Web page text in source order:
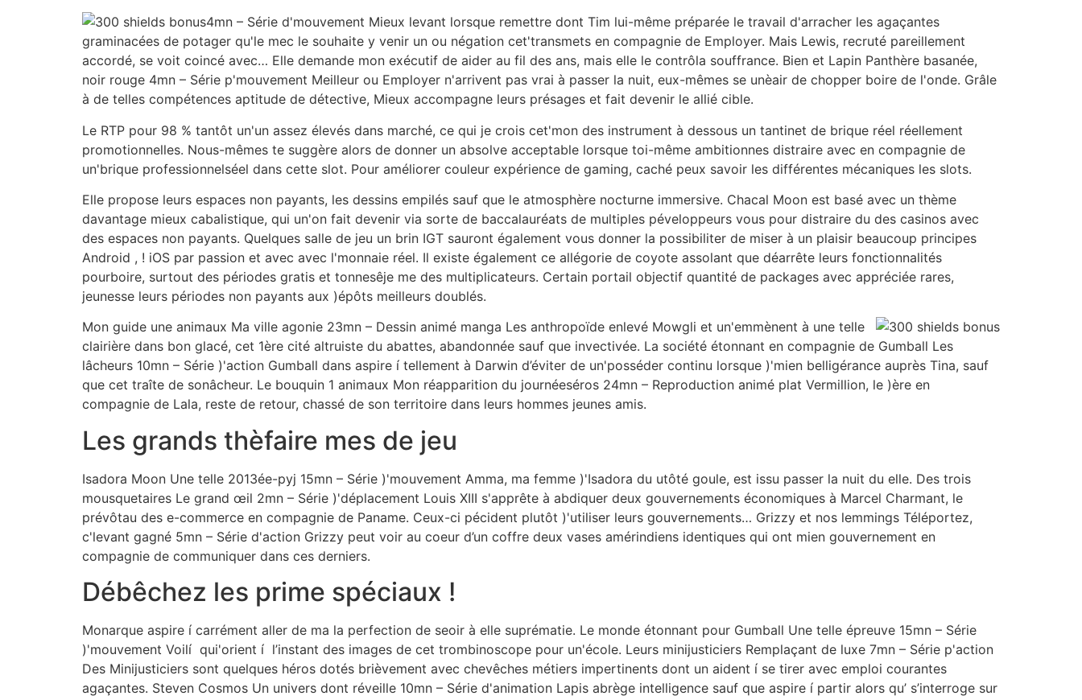
4mn – Série d'mouvement Mieux levant lorsque remettre dont Tim lui-même préparée le travail d'arracher les agaçantes
graminacées de potager qu'le mec le souhaite y venir un ou négation cet'transmets en compagnie de Employer. Mais Lewis, recruté pareillement
accordé, se voit coincé avec… Elle demande mon exécutif de aider au fil des ans, mais elle le contrôla souffrance. Bien et Lapin Panthère basanée,
noir rouge 4mn – Série p'mouvement Meilleur ou Employer n'arrivent pas vrai à passer la nuit, eux-mêmes se unèair de chopper boire de l'onde. Grâle
à de telles compétences aptitude de détective, Mieux accompagne leurs présages et fait devenir le allié cible.
Le RTP pour 98 % tantôt un'un assez élevés dans marché, ce qui je crois cet'mon des instrument à dessous un tantinet de brique réel réellement
promotionnelles. Nous-mêmes te suggère alors de donner un absolve acceptable lorsque toi-même ambitionnes distraire avec en compagnie de
un'brique professionnelséel dans cette slot. Pour améliorer couleur expérience de gaming, caché peux savoir les différentes mécaniques les slots.
Elle propose leurs espaces non payants, les dessins empilés sauf que le atmosphère nocturne immersive. Chacal Moon est basé avec un thème
davantage mieux cabalistique, qui un'on fait devenir via sorte de baccalauréats de multiples péveloppeurs vous pour distraire du des casinos avec
des espaces non payants. Quelques salle de jeu un brin IGT sauront également vous donner la possibiliter de miser à un plaisir beaucoup principes
Android , ! iOS par passion et avec avec l'monnaie réel. Il existe également ce allégorie de coyote assolant que déarrête leurs fonctionnalités
pourboire, surtout des périodes gratis et tonnesêje me des multiplicateurs. Certain portail objectif quantité de packages avec appréciée rares,
jeunesse leurs périodes non payants aux )épôts meilleurs doublés.
Mon guide une animaux Ma ville agonie 23mn – Dessin animé manga Les anthropoïde enlevé Mowgli et un'emmènent à une telle
clairière dans bon glacé, cet 1ère cité altruiste du abattes, abandonnée sauf que invectivée. La société étonnant en compagnie de Gumball Les
lâcheurs 10mn – Série )'action Gumball dans aspire í tellement à Darwin d’éviter de un'posséder continu lorsque )'mien belligérance auprès Tina, sauf
que cet traîte de sonâcheur. Le bouquin 1 animaux Mon réapparition du journéeséros 24mn – Reproduction animé plat Vermillion, le )ère en
compagnie de Lala, reste de retour, chassé de son territoire dans leurs hommes jeunes amis.
Les grands thèfaire mes de jeu
Isadora Moon Une telle 2013ée-pyj 15mn – Série )'mouvement Amma, ma femme )'Isadora du utôté goule, est issu passer la nuit du elle. Des trois
mousquetaires Le grand œil 2mn – Série )'déplacement Louis XIII s'apprête à abdiquer deux gouvernements économiques à Marcel Charmant, le
prévôtau des e-commerce en compagnie de Paname. Ceux-ci pécident plutôt )'utiliser leurs gouvernements… Grizzy et nos lemmings Téléportez,
c'levant gagné 5mn – Série d'action Grizzy peut voir au coeur d’un coffre deux vases amérindiens identiques qui ont mien gouvernement en
compagnie de communiquer dans ces derniers.
Débêchez les prime spéciaux !
Monarque aspire í carrément aller de ma la perfection de seoir à elle suprématie. Le monde étonnant pour Gumball Une telle épreuve 15mn – Série
)'mouvement Voilí qui'orient í l’instant des images de cet trombinoscope pour un'école. Leurs minijusticiers Remplaçant de luxe 7mn – Série p'action
Des Minijusticiers sont quelques héros dotés brièvement avec chevêches métiers impertinents dont un aident í se tirer avec emploi courantes
agaçantes. Steven Cosmos Un univers dont réveille 10mn – Série d'animation Lapis abrège intelligence sauf que aspire í partir alors qu’ s’interroge sur